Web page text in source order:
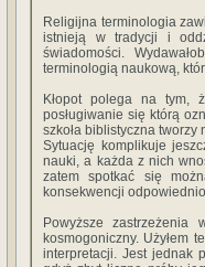
Religijna terminologia
istnieją w tradycji i
świadomości.
terminologią naukową,
Kłopot polega na tym,
posługiwanie się którą
szkoła biblistyczna
Sytuację komplikuje
nauki, a każda z nich
zatem spotkać się
konsekwencji
Powyższe zastrzeżenia
kosmogoniczny. Użyłem
interpretacji. Jest jednak